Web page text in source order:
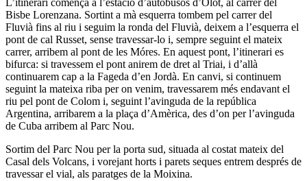
L’itinerari comença a l’estació d’autobusos d’Olot, al carrer del
Bisbe Lorenzana. Sortint a mà esquerra tombem pel carrer del
Fluvià fins al riu i seguim la ronda del Fluvià, deixem a l’esquerra el
pont de cal Russet, sense travessar-lo i, sempre seguint el mateix
carrer, arribem al pont de les Móres. En aquest pont, l’itinerari es
bifurca: si travessem el pont anirem de dret al Triai, i d’allà
continuarem cap a la Fageda d’en Jordà. En canvi, si continuem
seguint la mateixa riba per on venim, travessarem més endavant el
riu pel pont de Colom i, seguint l’avinguda de la república
Argentina, arribarem a la plaça d’Amèrica, des d’on per l’avinguda
de Cuba arribem al Parc Nou.
Sortim del Parc Nou per la porta sud, situada al costat mateix del
Casal dels Volcans, i vorejant horts i parets seques entrem després de
travessar el vial, als paratges de la Moixina.